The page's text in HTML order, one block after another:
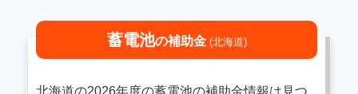
蓄電池の補助金 (北海道)